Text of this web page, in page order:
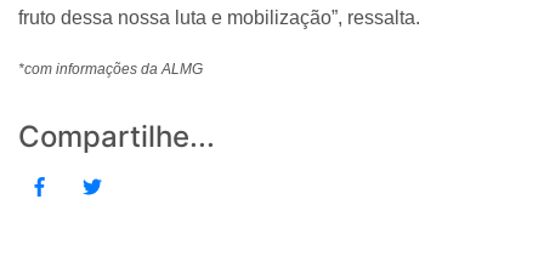
fruto dessa nossa luta e mobilização”, ressalta.
*com informações da ALMG
Compartilhe...